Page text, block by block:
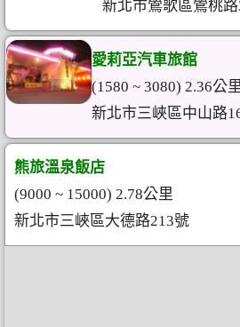
新北市鶯歌區鶯桃
愛莉亞汽車旅館
(1580 ~ 3080) 2.36公
新北市三峽區中山路
熊旅溫泉飯店
(9000 ~ 15000) 2.78公里
新北市三峽區大德路213號